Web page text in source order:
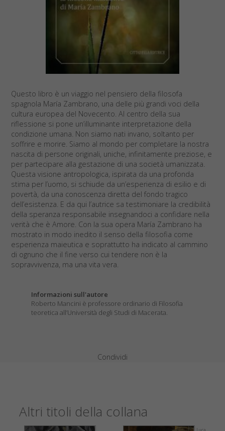
Questo libro è un viaggio nel pensiero della filosofa
spagnola María Zambrano, una delle più grandi voci della
cultura europea del Novecento. Al centro della sua
riflessione si pone un’illuminante interpretazione della
condizione umana. Non siamo nati invano, soltanto per
soffrire e morire. Siamo al mondo per completare la nostra
nascita di persone originali, uniche, infinitamente preziose, e
per partecipare alla gestazione di una società umanizzata.
Questa visione antropologica, ispirata da una profonda
stima per l’uomo, si schiude da un’esperienza di esilio e di
povertà, da una conoscenza diretta del fondo tragico
dell’esistenza. E da qui l’autrice sa testimoniare la credibilità
della speranza responsabile insegnandoci a confidare nella
verità che è Amore. Con la sua opera María Zambrano ha
mostrato in modo inedito il senso della filosofia come
esperienza maieutica e soprattutto ha indicato al cammino
di ognuno che il fine verso cui tendere non è la
sopravvivenza, ma una vita vera.
Informazioni sull'autore
Roberto Mancini è professore ordinario di Filosofia
teoretica all’Università degli Studi di Macerata.
Condividi
Altri titoli della collana